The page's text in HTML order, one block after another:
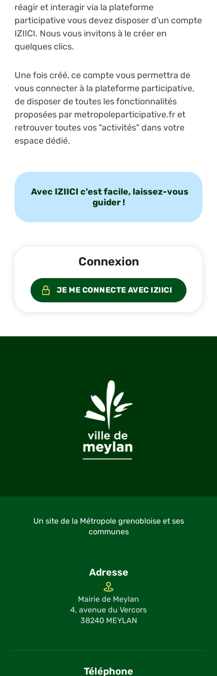
réagir et interagir via la plateforme
participative vous devez disposer d'un compte
IZIICI. Nous vous invitons à le créer en
quelques clics.
Une fois créé, ce compte vous permettra de
vous connecter à la plateforme participative,
de disposer de toutes les fonctionnalités
proposées par metropoleparticipative.fr et
retrouver toutes vos "activités" dans votre
espace dédié.
Avec IZIICI c'est facile, laissez-vous
guider !
Connexion
JE ME CONNECTE AVEC IZIICI
Un site de la Métropole grenobloise et ses
communes
Adresse
Mairie de Meylan
4, avenue du Vercors
38240 MEYLAN
Téléphone